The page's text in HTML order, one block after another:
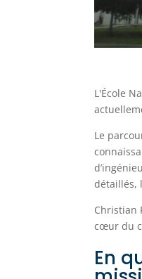
L'École
Le
détaillés,
Christian
cœur du
En